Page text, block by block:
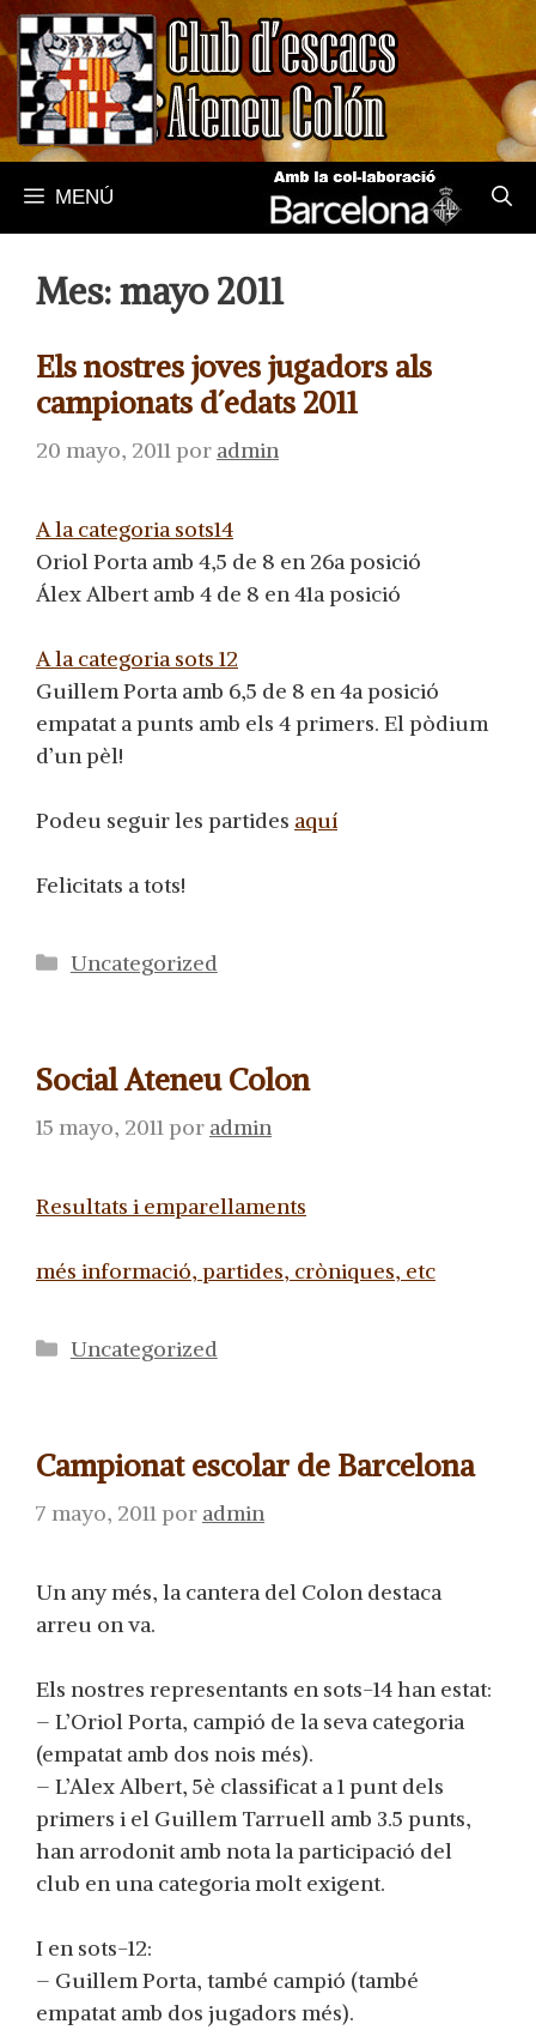
Saltar
al
contenido
MENÚ
Mes:mayo 2011
Els nostres joves jugadors als
campionats d´edats 2011
20 mayo, 2011por admin
A la categoria sots14
Oriol Porta amb 4,5 de 8 en 26a posició
Álex Albert amb 4 de 8 en 41a posició
A la categoria sots 12
Guillem Porta amb 6,5 de 8 en 4a posició
empatat a punts amb els 4 primers. El pòdium
d’un pèl!
Podeu seguir les partides aquí
Felicitats a tots!
Categorías
Uncategorized
Social Ateneu Colon
15 mayo, 2011por admin
Resultats i emparellaments
més informació, partides, cròniques, etc
Categorías
Uncategorized
Campionat escolar de Barcelona
7 mayo, 2011por admin
Un any més, la cantera del Colon destaca
arreu on va.
Els nostres representants en sots-14 han estat:
– L’Oriol Porta, campió de la seva categoria
(empatat amb dos nois més).
– L’Alex Albert, 5è classificat a 1 punt dels
primers i el Guillem Tarruell amb 3.5 punts,
han arrodonit amb nota la participació del
club en una categoria molt exigent.
I en sots-12:
– Guillem Porta, també campió (també
empatat amb dos jugadors més).